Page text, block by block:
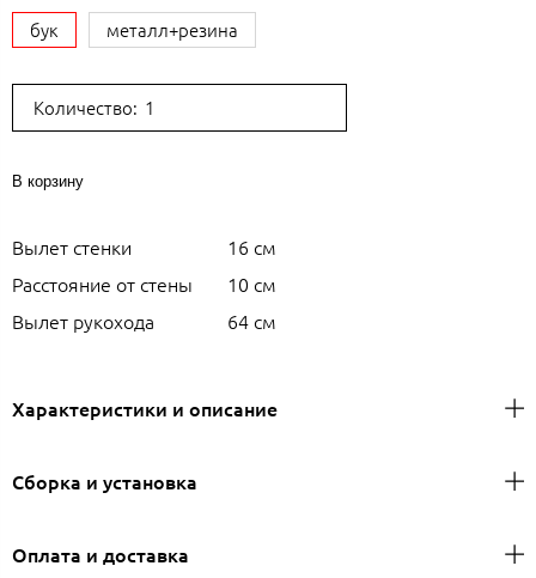
бук
металл+резина
Количество:
В корзину
Вылет стенки
16 см
Расстояние от стены
10 см
Вылет рукохода
64 см
Характеристики и описание
Сборка и установка
Оплата и доставка